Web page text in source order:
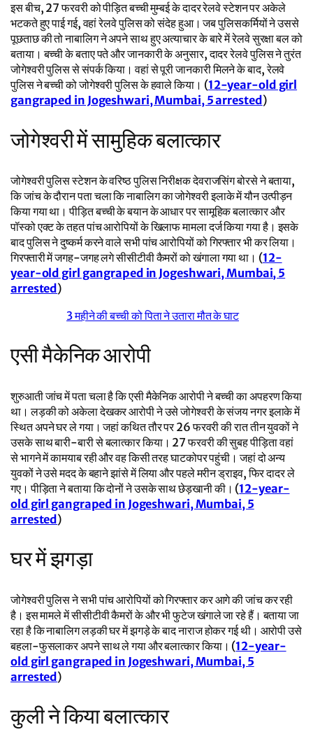
इस बीच, 27 फरवरी को पीड़ित बच्ची मुम्बई के दादर रेलवे स्टेशन पर अकेले
भटकते हुए पाई गई, वहां रेलवे पुलिस को संदेह हुआ। जब पुलिसकर्मियों ने उससे
पूछताछ की तो नाबालिग ने अपने साथ हुए अत्याचार के बारे में रेलवे सुरक्षा बल को
बताया। बच्ची के बताए पते और जानकारी के अनुसार, दादर रेलवे पुलिस ने तुरंत
जोगेश्वरी पुलिस से संपर्क किया। वहां से पूरी जानकारी मिलने के बाद, रेलवे
पुलिस ने बच्ची को जोगेश्वरी पुलिस के हवाले किया। (12-year-old girl
gangraped in Jogeshwari, Mumbai, 5 arrested )
जोगेश्वरी में सामुहिक बलात्कार
जोगेश्वरी पुलिस स्टेशन के वरिष्ठ पुलिस निरीक्षक देवराजसिंग बोरसे ने बताया,
कि जांच के दौरान पता चला कि नाबालिग का जोगेश्वरी इलाके में यौन उत्पीड़न
किया गया था। पीड़ित बच्ची के बयान के आधार पर सामूहिक बलात्कार और
पॉस्को एक्ट के तहत पांच आरोपियों के खिलाफ मामला दर्ज किया गया है। इसके
बाद पुलिस ने दुष्कर्म करने वाले सभी पांच आरोपियों को गिरफ्तार भी कर लिया।
गिरफ्तारी में जगह-जगह लगे सीसीटीवी कैमरों को खंगाला गया था। (12-
year-old girl gangraped in Jogeshwari, Mumbai, 5
arrested )
3 महीने की बच्ची को पिता ने उतारा मौत के घाट
एसी मैकेनिक आरोपी
शुरुआती जांच में पता चला है कि एसी मैकेनिक आरोपी ने बच्ची का अपहरण किया
था। लड़की को अकेला देखकर आरोपी ने उसे जोगेश्वरी के संजय नगर इलाके में
स्थित अपने घर ले गया। जहां कथित तौर पर 26 फरवरी की रात तीन युवकों ने
उसके साथ बारी-बारी से बलात्कार किया। 27 फरवरी की सुबह पीड़िता वहां
से भागने में कामयाब रही और वह किसी तरह घाटकोपर पहुंची। जहां दो अन्य
युवकों ने उसे मदद के बहाने झांसे में लिया और पहले मरीन ड्राइव, फिर दादर ले
गए। पीड़िता ने बताया कि दोनों ने उसके साथ छेड़खानी की। (12-year-
old girl gangraped in Jogeshwari, Mumbai, 5
arrested)
घर में झगड़ा
जोगेश्वरी पुलिस ने सभी पांच आरोपियों को गिरफ्तार कर आगे की जांच कर रही
है। इस मामले में सीसीटीवी कैमरों के और भी फुटेज खंगाले जा रहे हैं। बताया जा
रहा है कि नाबालिग लड़की घर में झगड़े के बाद नाराज होकर गई थी। आरोपी उसे
बहला-फुसलाकर अपने साथ ले गया और बलात्कार किया। (12-year-
old girl gangraped in Jogeshwari, Mumbai, 5
arrested)
कुली ने किया बलात्कार